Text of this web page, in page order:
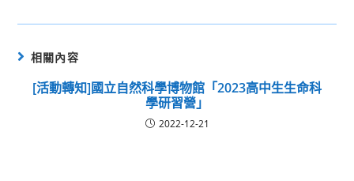
相關內容
[活動轉知]國立自然科學博物館「2023高中生生命科
學研習營」
2022-12-21